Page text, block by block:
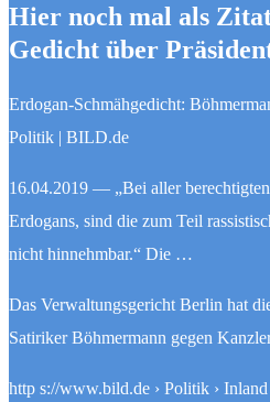
Hier noch mal als
Gedicht über
Erdogan-Schmähgedicht:
Politik | BILD.de
16.04.2019 — „Bei aller
Erdogans, sind die zum Teil
nicht hinnehmbar.“ Die …
Das Verwaltungsgericht Berlin hat
Satiriker Böhmermann gegen
http s://www.bild.de › Politik › Inland